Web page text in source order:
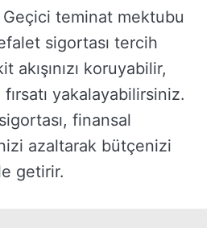
teminat mektubu
sigortası tercih
akışınızı koruyabilir,
yakalayabilirsiniz.
finansal
azaltarak bütçenizi
getirir.